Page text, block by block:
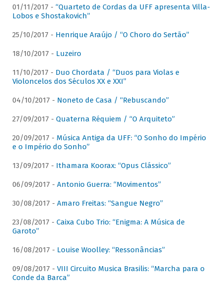
01/11/2017 - “Quarteto de Cordas da UFF apresenta Villa-
Lobos e Shostakovich”
25/10/2017 - Henrique Araújo / “O Choro do Sertão”
18/10/2017 - Luzeiro
11/10/2017 - Duo Chordata / “Duos para Violas e
Violoncelos dos Séculos XX e XXI”
04/10/2017 - Noneto de Casa / “Rebuscando”
27/09/2017 - Quaterna Réquiem / “O Arquiteto”
20/09/2017 - Música Antiga da UFF: “O Sonho do Império
e o Império do Sonho”
13/09/2017 - Ithamara Koorax: “Opus Clássico”
06/09/2017 - Antonio Guerra: “Movimentos”
30/08/2017 - Amaro Freitas: “Sangue Negro”
23/08/2017 - Caixa Cubo Trio: “Enigma: A Música de
Garoto”
16/08/2017 - Louise Woolley: “Ressonâncias”
09/08/2017 - VIII Circuito Musica Brasilis: “Marcha para o
Conde da Barca”